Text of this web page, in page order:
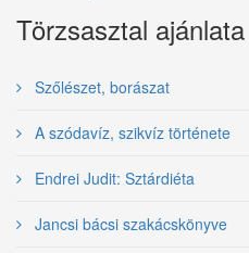
Törzsasztal ajánlata
Szőlészet, borászat
A szódavíz, szikvíz története
Endrei Judit: Sztárdiéta
Jancsi bácsi szakácskönyve